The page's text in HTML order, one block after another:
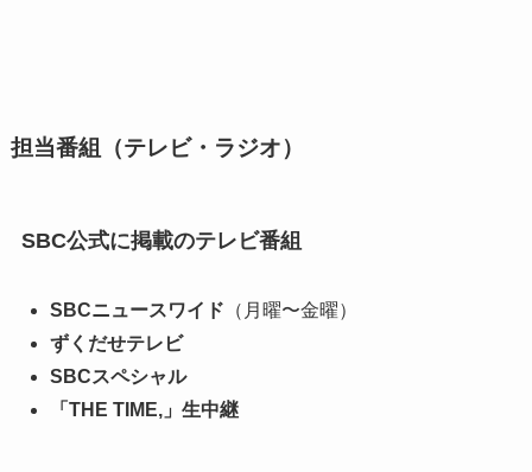
担当番組（テレビ・ラジオ）
SBC公式に掲載のテレビ番組
SBCニュースワイド （月曜〜金曜）
ずくだせテレビ
SBCスペシャル
「THE TIME,」生中継